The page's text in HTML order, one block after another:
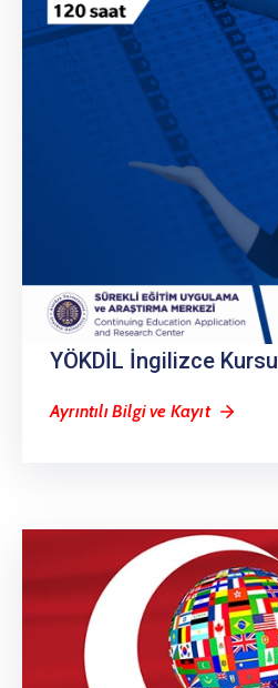
YÖKDİL İngilizce Kursu
Ayrıntılı Bilgi ve Kayıt